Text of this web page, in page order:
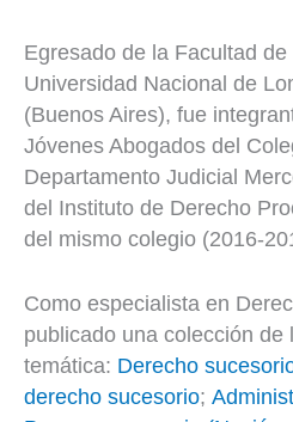
Egresado de la Facultad
Universidad Nacional de
(Buenos Aires), fue
Jóvenes Abogados del
Departamento Judicial
del Instituto de Derecho
del mismo colegio (2016-
Como especialista en
publicado una colección de
temática: Derecho
derecho sucesorio;